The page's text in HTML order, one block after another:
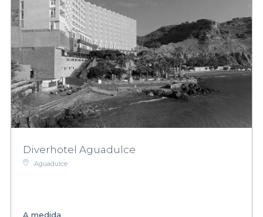
Diverhotel Aguadulce
Aguadulce
A medida